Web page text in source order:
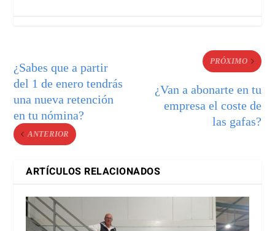
¿Sabes que a partir
del 1 de enero tendrás
una nueva retención
en tu nómina?
ANTERIOR
PRÓXIMO
¿Van a abonarte en tu
empresa el coste de
las gafas?
ARTÍCULOS RELACIONADOS